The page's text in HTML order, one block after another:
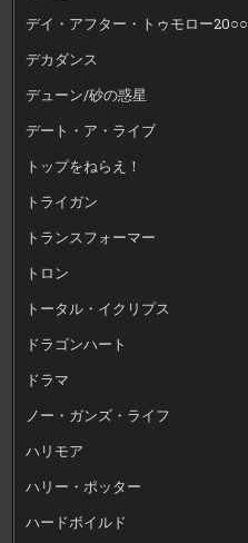
デイ・アフター・トゥモロー20○○
デカダンス
デューン/砂の惑星
デート・ア・ライブ
トップをねらえ！
トライガン
トランスフォーマー
トロン
トータル・イクリプス
ドラゴンハート
ドラマ
ノー・ガンズ・ライフ
ハリモア
ハリー・ポッター
ハードボイルド